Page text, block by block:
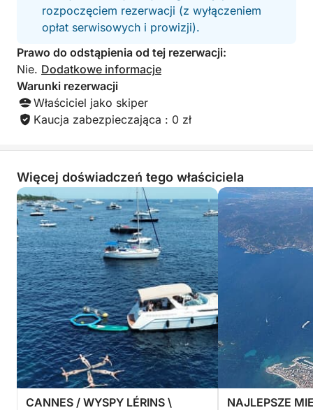
rozpoczęciem rezerwacji (z wyłączeniem
opłat serwisowych i prowizji).
Prawo do odstąpienia od tej rezerwacji:
Nie. Dodatkowe informacje
Warunki rezerwacji
Właściciel jako skiper
Kaucja zabezpieczająca : 0 zł
Więcej doświadczeń tego właściciela
CANNES / WYSPY LÉRINS \
NAJLEPSZE